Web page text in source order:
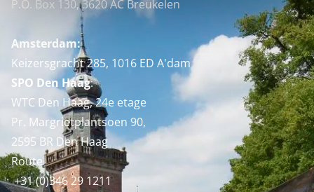
P.O. Box 130, 3620 AC Breukelen
Amsterdam:
Keizersgracht 285, 1016 ED A'dam
SPO Den Haag:
WTC Den Haag, 24e etage
Pr. Margrietplantsoen 90,
2595 BR Den Haag
Route
+31 (0)346 29 1211